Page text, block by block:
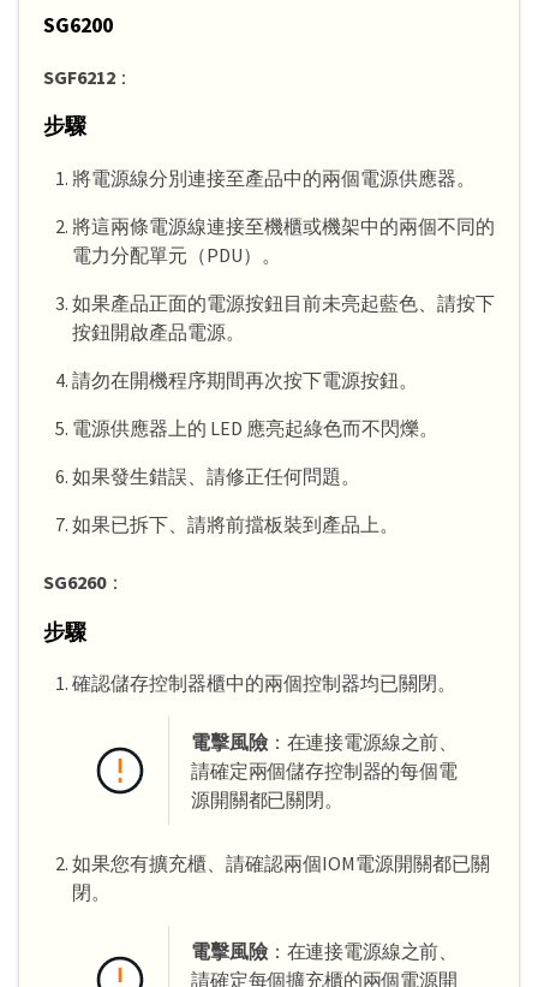
SG6200
SGF6212：
步驟
將電源線分別連接至產品中的兩個電源供應器。
將這兩條電源線連接至機櫃或機架中的兩個不同的
電力分配單元（PDU）。
如果產品正面的電源按鈕目前未亮起藍色、請按下
按鈕開啟產品電源。
請勿在開機程序期間再次按下電源按鈕。
電源供應器上的 LED 應亮起綠色而不閃爍。
如果發生錯誤、請修正任何問題。
如果已拆下、請將前擋板裝到產品上。
SG6260：
步驟
確認儲存控制器櫃中的兩個控制器均已關閉。
電擊風險：在連接電源線之前、
請確定兩個儲存控制器的每個電
源開關都已關閉。
如果您有擴充櫃、請確認兩個IOM電源開關都已關
閉。
電擊風險：在連接電源線之前、
請確定每個擴充櫃的兩個電源開